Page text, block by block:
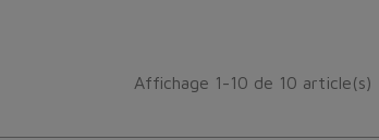
Affichage 1-10 de 10 article(s)